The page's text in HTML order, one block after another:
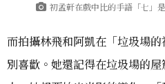
初孟軒在戲中比的手語「七」
而拍攝林飛和阿凱在「垃圾場
別喜歡。她還記得在垃圾場的